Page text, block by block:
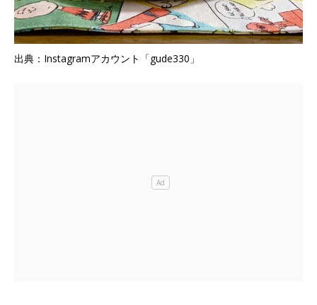
出典：Instagramアカウント「gude330」